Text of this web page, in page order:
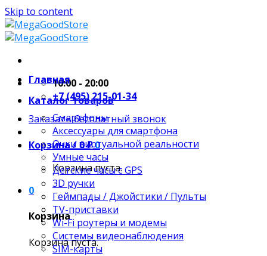
Skip to content
10:00 - 20:00
+7 (495) 215-01-34
Заказать бесплатный звонок
Корзина /0₽0
Корзина пуста.
0
Корзина
Корзина пуста.
Главная
Каталог товаров
Смартфоны
Аксессуары для смартфона
Очки виртуальной реальности
Умные часы
Детские часы с GPS
3D ручки
Геймпады / Джойстики / Пульты
TV-приставки
Wi-Fi роутеры и модемы
Системы видеонаблюдения
SIM-карты